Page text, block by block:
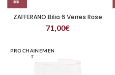
ZAFFERANO Bilia 6 Verres Rose
71,00€
PROCHAINEMEN
T